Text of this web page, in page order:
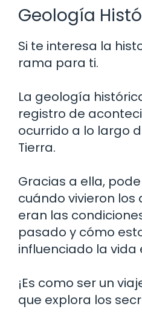
Geología
Si te interesa la
rama para ti.
La geología
registro de
ocurrido a lo largo
Tierra.
Gracias a ella,
cuándo vivieron los
eran las
pasado y cómo
influenciado la vida
¡Es como ser un
que explora los